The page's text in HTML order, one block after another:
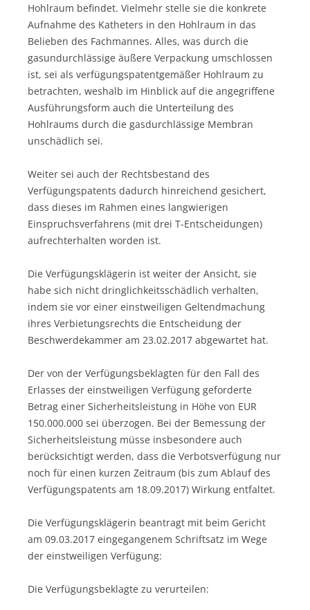
Hohlraum befindet. Vielmehr stelle sie die konkrete
Aufnahme des Katheters in den Hohlraum in das
Belieben des Fachmannes. Alles, was durch die
gasundurchlässige äußere Verpackung umschlossen
ist, sei als verfügungspatentgemäßer Hohlraum zu
betrachten, weshalb im Hinblick auf die angegriffene
Ausführungsform auch die Unterteilung des
Hohlraums durch die gasdurchlässige Membran
unschädlich sei.
Weiter sei auch der Rechtsbestand des
Verfügungspatents dadurch hinreichend gesichert,
dass dieses im Rahmen eines langwierigen
Einspruchsverfahrens (mit drei T-Entscheidungen)
aufrechterhalten worden ist.
Die Verfügungsklägerin ist weiter der Ansicht, sie
habe sich nicht dringlichkeitsschädlich verhalten,
indem sie vor einer einstweiligen Geltendmachung
ihres Verbietungsrechts die Entscheidung der
Beschwerdekammer am 23.02.2017 abgewartet hat.
Der von der Verfügungsbeklagten für den Fall des
Erlasses der einstweiligen Verfügung geforderte
Betrag einer Sicherheitsleistung in Höhe von EUR
150.000.000 sei überzogen. Bei der Bemessung der
Sicherheitsleistung müsse insbesondere auch
berücksichtigt werden, dass die Verbotsverfügung nur
noch für einen kurzen Zeitraum (bis zum Ablauf des
Verfügungspatents am 18.09.2017) Wirkung entfaltet.
Die Verfügungsklägerin beantragt mit beim Gericht
am 09.03.2017 eingegangenem Schriftsatz im Wege
der einstweiligen Verfügung:
Die Verfügungsbeklagte zu verurteilen: